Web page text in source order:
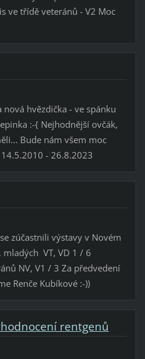
ve třídě veteránů - V2 Moc
hvězdička - ve spánku
:-{ Nejhodnější ovčák,
Bude nám všem moc
- 26.8.2023
zúčastnili výstavy v Novém
mladých VT, VD 1 / 6
NV, V1 / 3 Za předvedení
Renče Kubíkové :-))
rentgenů